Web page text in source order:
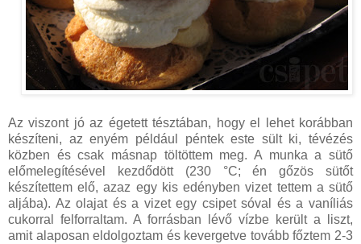
Az viszont jó az égetett tésztában, hogy el lehet korábban
készíteni, az enyém például péntek este sült ki, tévézés
közben és csak másnap töltöttem meg. A munka a sütő
előmelegítésével kezdődött (230 °C; én gőzös sütőt
készítettem elő, azaz egy kis edényben vizet tettem a sütő
aljába). Az olajat és a vizet egy csipet sóval és a vaníliás
cukorral felforraltam. A forrásban lévő vízbe került a liszt,
amit alaposan eldolgoztam és kevergetve tovább főztem 2-3